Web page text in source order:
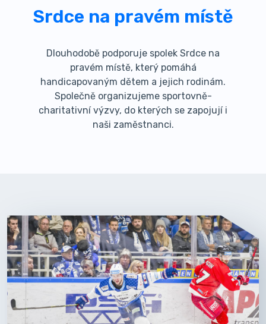
Srdce na pravém místě
Dlouhodobě podporuje spolek Srdce na
pravém místě, který pomáhá
handicapovaným dětem a jejich rodinám.
Společně organizujeme sportovně-
charitativní výzvy, do kterých se zapojují i
naši zaměstnanci.